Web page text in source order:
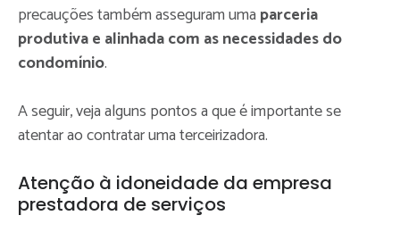
precauções também asseguram uma parceria
produtiva e alinhada com as necessidades do
condomínio.
A seguir, veja alguns pontos a que é importante se
atentar ao contratar uma terceirizadora.
Atenção à idoneidade da empresa
prestadora de serviços